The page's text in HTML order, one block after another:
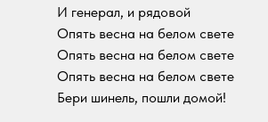
И генерал, и рядовой
Опять весна на белом свете
Опять весна на белом свете
Опять весна на белом свете
Бери шинель, пошли домой!